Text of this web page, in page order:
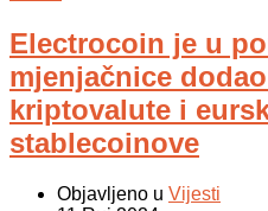
Electrocoin je u
mjenjačnice
kriptovalute i
stablecoinove
Objavljeno u Vijesti